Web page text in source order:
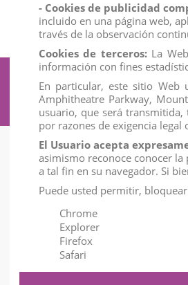
Suscríbete a nuestro
Información
Condiciones de venta
Gastos de envío
Aviso legal y privacidad
Política de Cookies
Mapa del sitio
- Cookies de publicidad
incluido en una página web,
través de la observación
Cookies de terceros:La
información con fines
En particular, este sitio Web
Amphitheatre Parkway,
usuario, que será
por razones de exigencia
El Usuario acepta
asimismo reconoce conocer
a tal fin en su navegador. Si
Puede usted permitir,
Chrome
Explorer
Firefox
Safari